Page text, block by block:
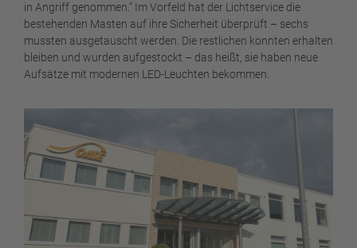
in Angriff genommen.“ Im Vorfeld hat der Lichtservice die
bestehenden Masten auf ihre Sicherheit überprüft – sechs
mussten ausgetauscht werden. Die restlichen konnten erhalten
bleiben und wurden aufgestockt – das heißt, sie haben neue
Aufsätze mit modernen LED-Leuchten bekommen.